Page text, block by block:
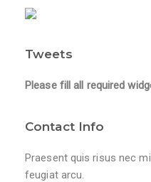
Tweets
Please fill all required
Contact Info
Praesent quis risus nec
feugiat arcu.